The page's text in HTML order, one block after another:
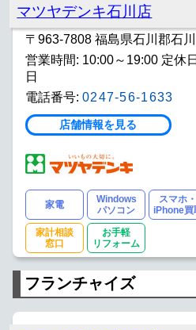
マツヤデンキ石川店
〒963-7808 福島県石川郡石
営業時間: 10:00～19:00 定休
日
電話番号: 0247-56-1633
店舗情報を見る
家電
Windows
パソコン
スマホ・
iPhone買
家計相談
窓口
お手軽
リフォーム
フランチャイズ